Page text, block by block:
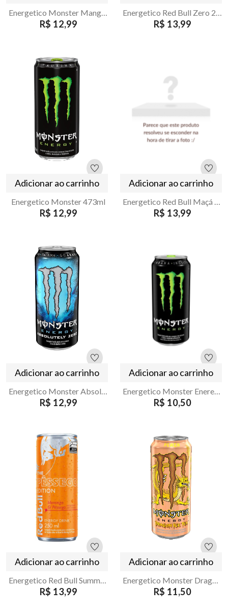
R$ 12,99 R$ 13,99
Adicionar ao carrinho
Energetico Monster 473ml
R$ 12,99
Adicionar ao carrinho
Energetico Red Bull Maçá Edition SugarFree 250ml
R$ 13,99
Adicionar ao carrinho
R$ 12,99
Adicionar ao carrinho
R$ 10,50
Adicionar ao carrinho
Energetico Red Bull Summer Morango e Pessego 250ml
R$ 13,99
Adicionar ao carrinho
Energetico Monster Dragon Ice Pessego 473ml
R$ 11,50